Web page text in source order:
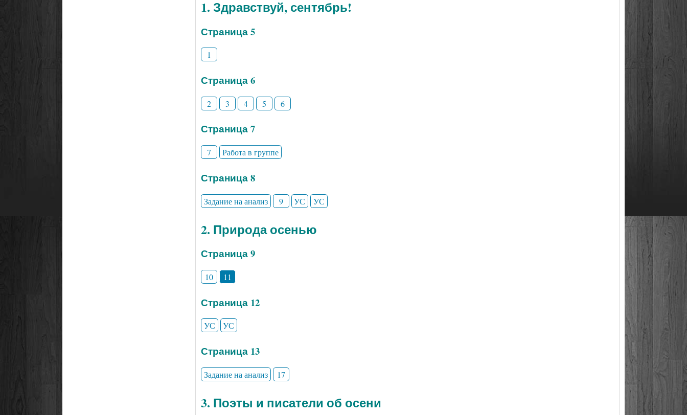
1. Здравствуй, сентябрь!
Страница 5
1
Страница 6
2 3 4 5 6
Страница 7
7 Работа в группе
Страница 8
Задание на анализ 9 УС УС
2. Природа осенью
Страница 9
10 11
Страница 12
УС УС
Страница 13
Задание на анализ 17
3. Поэты и писатели об осени